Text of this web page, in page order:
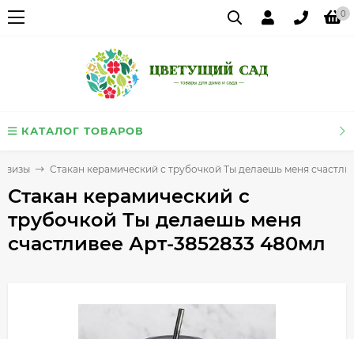
0
КАТАЛОГ ТОВАРОВ
Стакан керамический с трубочкой Ты делаешь меня
Стакан керамический с
трубочкой Ты делаешь меня
счастливее Арт-3852833 480мл